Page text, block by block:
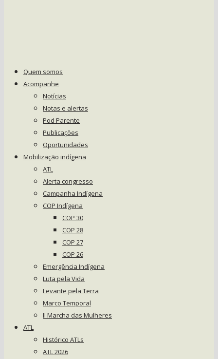
Quem somos
Acompanhe
Notícias
Notas e alertas
Pod Parente
Publicações
Oportunidades
Mobilização indígena
ATL
Alerta congresso
Campanha Indígena
COP Indígena
COP 30
COP 28
COP 27
COP 26
Emergência Indígena
Luta pela Vida
Levante pela Terra
Marco Temporal
II Marcha das Mulheres
ATL
Histórico ATLs
ATL 2026